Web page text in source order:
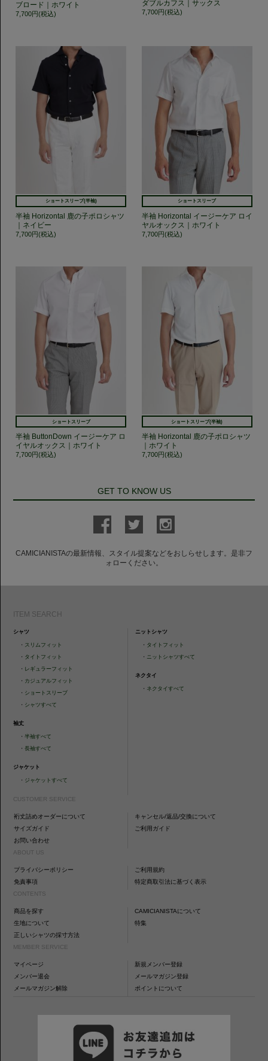
ブロード｜ホワイト
7,700円(税込)
ダブルカフス｜サックス
7,700円(税込)
ショートスリーブ(半袖)
半袖 Horizontal 鹿の子ポロシャツ
｜ネイビー
7,700円(税込)
ショートスリーブ
半袖 Horizontal イージーケア ロイ
ヤルオックス｜ホワイト
7,700円(税込)
ショートスリーブ
半袖 ButtonDown イージーケア ロ
イヤルオックス｜ホワイト
7,700円(税込)
ショートスリーブ(半袖)
半袖 Horizontal 鹿の子ポロシャツ
｜ホワイト
7,700円(税込)
GET TO KNOW US
CAMICIANISTAの最新情報、スタイル提案などをおしらせします。是非フ
ォローください。
ITEM SEARCH
シャツ
・ スリムフィット
・ タイトフィット
・ レギュラーフィット
・ カジュアルフィット
・ ショートスリーブ
・ シャツすべて
袖丈
・半袖すべて
・長袖すべて
ジャケット
・ ジャケットすべて
ニットシャツ
・ タイトフィット
・ ニットシャツすべて
ネクタイ
・ ネクタイすべて
CUSTOMER SERVICE
裄丈詰めオーダーについて
キャンセル/返品/交換について
サイズガイド
ご利用ガイド
お問い合わせ
ABOUT US
プライバシーポリシー
ご利用規約
免責事項
特定商取引法に基づく表示
CONTENTS
商品を探す
CAMICIANISTAについて
生地について
特集
正しいシャツの採寸方法
MEMBER SERVICE
マイページ
新規メンバー登録
メンバー退会
メールマガジン登録
メールマガジン解除
ポイントについて